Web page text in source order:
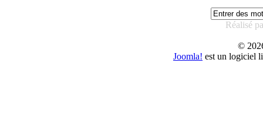
Réalisé
©
Joomla! est un logiciel